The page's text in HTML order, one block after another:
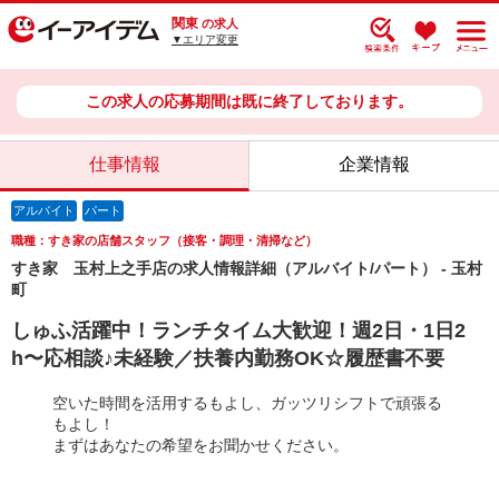
関東 の求人
▼エリア変更
この求人の応募期間は既に終了しております。
仕事情報 企業情報
アルバイト パート
職種：すき家の店舗スタッフ（接客・調理・清掃など）
すき家 玉村上之手店の求人情報詳細（アルバイト/パート） - 玉村
町
しゅふ活躍中！ランチタイム大歓迎！週2日・1日2
h〜応相談♪未経験／扶養内勤務OK☆履歴書不要
空いた時間を活用するもよし、ガッツリシフトで頑張る
もよし！
まずはあなたの希望をお聞かせください。